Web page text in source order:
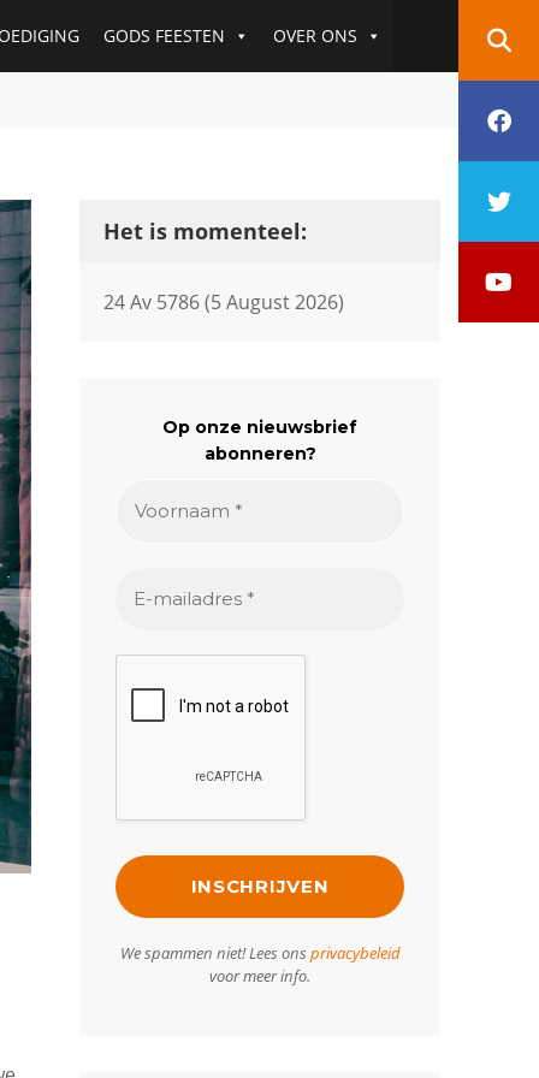
GODS FEESTEN OVER ONS
Het is momenteel:
24 Av 5786 (5 August 2026)
Op onze nieuwsbrief
abonneren?
We spammen niet! Lees ons privacybeleid
voor meer info.